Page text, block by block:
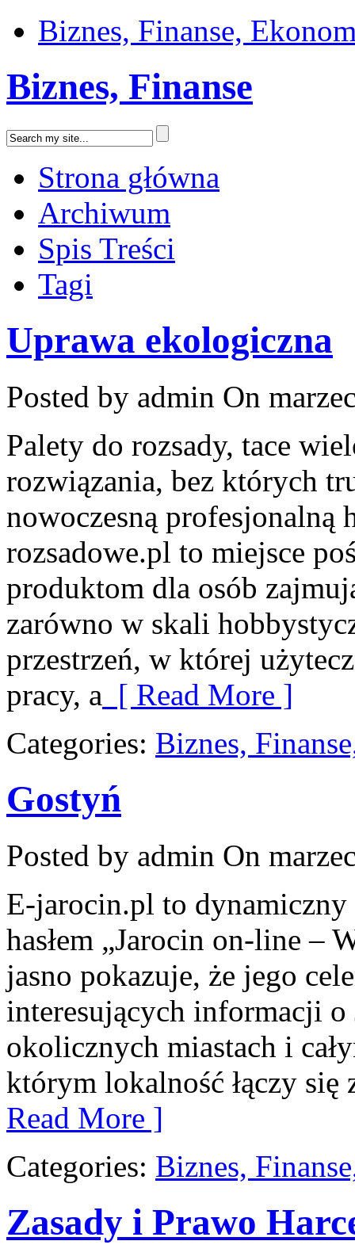
Biznes, Finanse,
Biznes, Finanse
Strona główna
Archiwum
Spis Treści
Tagi
Uprawa ekologiczna
Posted by admin On
Palety do rozsady, tace
rozwiązania, bez których
nowoczesną profesjonalną
rozsadowe.pl to miejsce
produktom dla osób
zarówno w skali
przestrzeń, w której
pracy, a [ Read More ]
Categories: Biznes,
Gostyń
Posted by admin On
E-jarocin.pl to
hasłem „Jarocin on-line –
jasno pokazuje, że jego
interesujących informacji o
okolicznych miastach i
którym lokalność łączy
Read More ]
Categories: Biznes,
Zasady i Prawo